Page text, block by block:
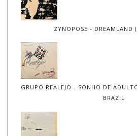
ZYNOPOSE - DREAMLAND
GRUPO REALEJO - SONHO DE
BRAZIL